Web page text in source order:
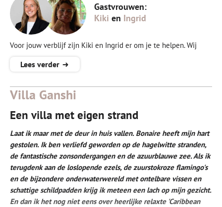
Gastvrouwen:
Kiki en Ingrid
Voor jouw verblijf zijn Kiki en Ingrid er om je te helpen. Wij
Zij spreekt Nederlands en Engels.
Ingrid is on-site host op Bonaire en zal je verwelkomen bij
aankomst. Spreekt Nederlands, Engels en een beetje Duits en
zal alle nodige informatie over de villa verstrekken. Je kunt haar
ook om tips over het eiland vragen.
Lees verder
Villa Ganshi
Een villa met eigen strand
Laat ik maar met de deur in huis vallen. Bonaire heeft mijn hart
gestolen. Ik ben verliefd geworden op de hagelwitte stranden,
de fantastische zonsondergangen en de azuurblauwe zee. Als ik
terugdenk aan de loslopende ezels, de zuurstokroze flamingo's
en de bijzondere onderwaterwereld met ontelbare vissen en
schattige schildpadden krijg ik meteen een lach op mijn gezicht.
En dan ik het nog niet eens over heerlijke relaxte 'Caribbean